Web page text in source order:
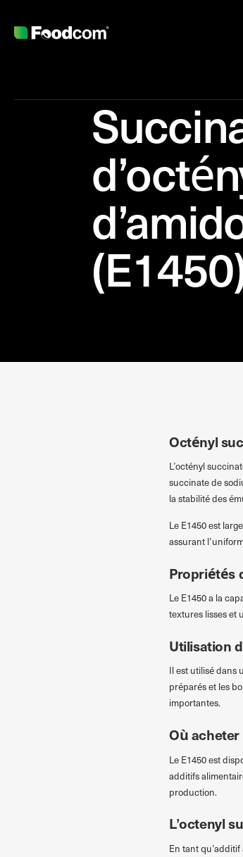
Octényl
L’octényl
succinate de
la stabilité des
Le E1450 est
assurant
Propriétés
Le E1450 a la
textures lisses et
Utilisation
Il est utilisé dans
préparés et les
importantes.
Où acheter
Le E1450 est
additifs
production.
L’octenyl
En tant